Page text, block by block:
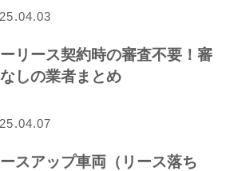
リース契約時の審査不要！審
しの業者まとめ
スアップ車両（リース落ち